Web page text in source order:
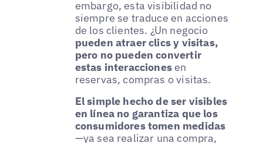
embargo, esta visibilidad no
siempre se traduce en acciones
de los clientes. ¿Un negocio
pueden atraer clics y visitas,
pero no pueden convertir
estas interacciones en
reservas, compras o visitas.
El simple hecho de ser visibles
en línea no garantiza que los
consumidores tomen medidas
—ya sea realizar una compra,